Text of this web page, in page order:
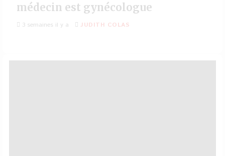
médecin est gynécologue
3 semaines il y a JUDITH COLAS